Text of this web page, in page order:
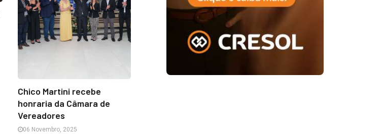
Chico Martini recebe
honraria da Câmara de
Vereadores
06 Novembro, 2025